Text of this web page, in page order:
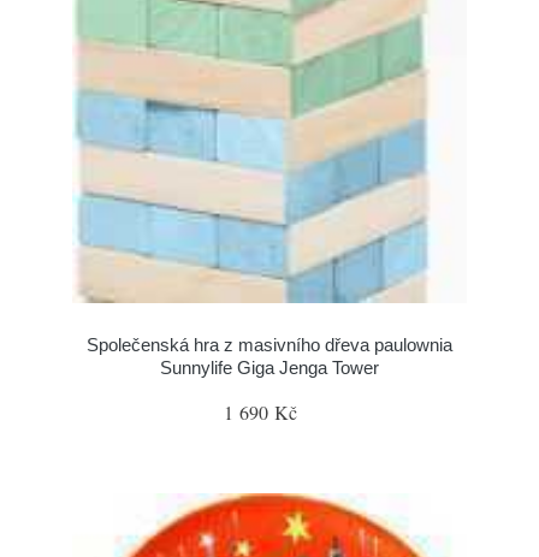
Společenská hra z masivního dřeva paulownia
Sunnylife Giga Jenga Tower
1 690 Kč